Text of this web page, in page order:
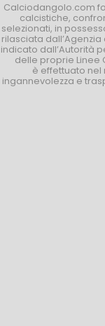
Calciodangolo.com
calcistiche,
selezionati, in
rilasciata
indicato dall’Autorità
delle proprie Linee
è effettuato nel
ingannevolezza e